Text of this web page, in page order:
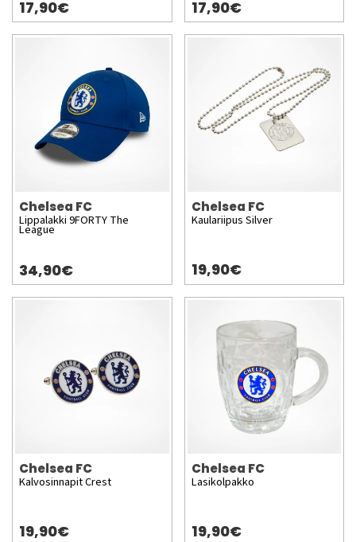
17,90€ 17,90€
Chelsea FC
Lippalakki 9FORTY The
League
34,90€
Chelsea FC
Kaulariipus Silver
19,90€
Chelsea FC
Kalvosinnapit Crest
19,90€
Chelsea FC
Lasikolpakko
19,90€